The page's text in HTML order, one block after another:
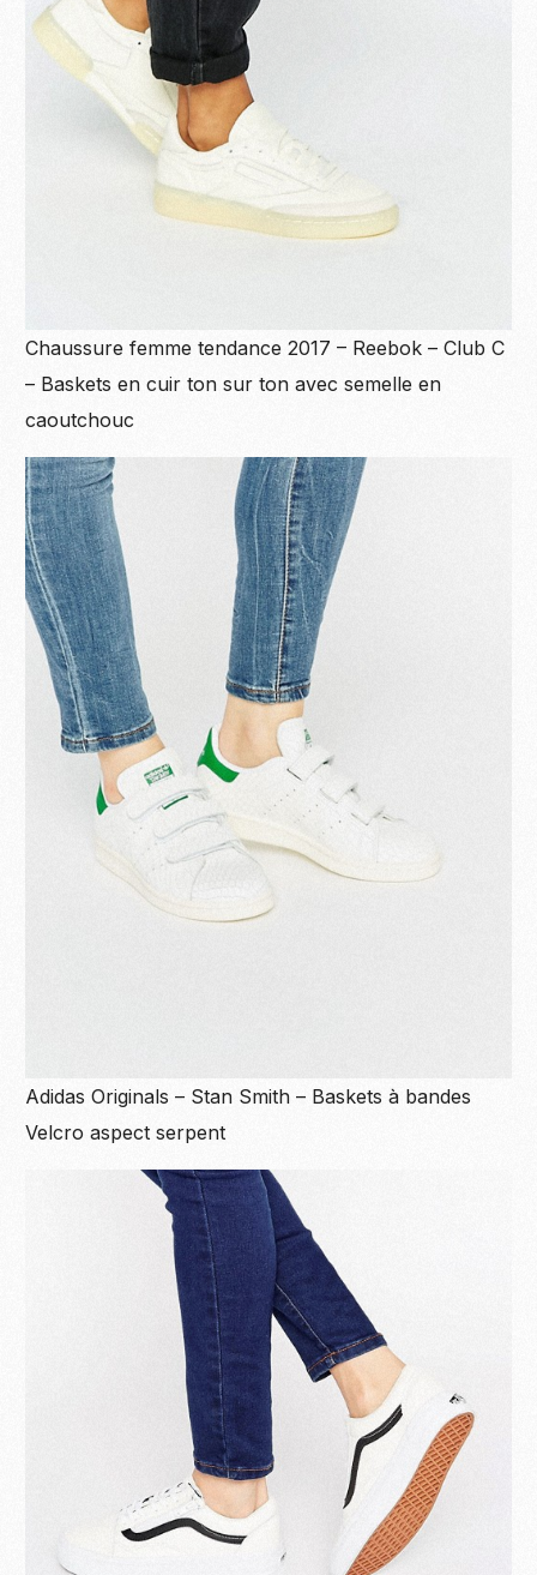
Chaussure femme tendance 2017 – Reebok – Club C
– Baskets en cuir ton sur ton avec semelle en
caoutchouc
Adidas Originals – Stan Smith – Baskets à bandes
Velcro aspect serpent